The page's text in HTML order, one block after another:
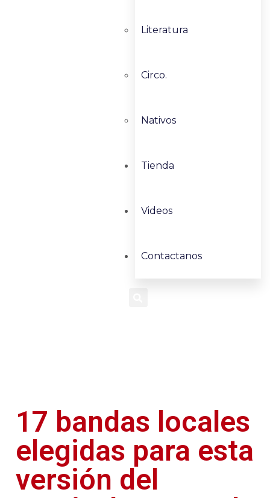
Literatura
Circo.
Nativos
Tienda
Videos
Contactanos
17 bandas locales
elegidas para esta
versión del